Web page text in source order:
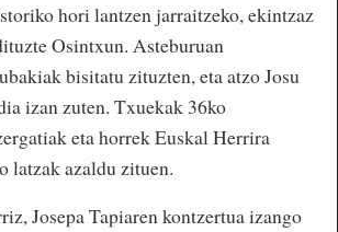
hori lantzen jarraitzeko, ekintzaz
Osintxun. Asteburuan
bisitatu zituzten, eta atzo Josu
izan zuten. Txuekak 36ko
eta horrek Euskal Herrira
latzak azaldu zituen.
Josepa Tapiaren kontzertua izango